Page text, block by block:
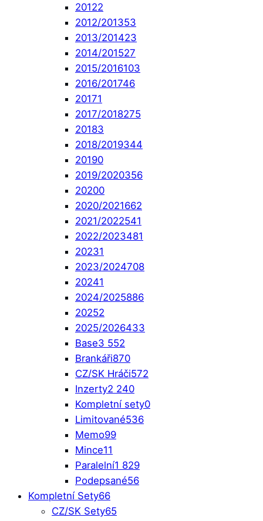
20122
2012/201353
2013/201423
2014/201527
2015/2016103
2016/201746
20171
2017/2018275
20183
2018/2019344
20190
2019/2020356
20200
2020/2021662
2021/2022541
2022/2023481
20231
2023/2024708
20241
2024/2025886
20252
2025/2026433
Base3 552
Brankáři870
CZ/SK Hráči572
Inzerty2 240
Kompletní sety0
Limitované536
Memo99
Mince11
Paralelní1 829
Podepsané56
Kompletní Sety66
CZ/SK Sety65